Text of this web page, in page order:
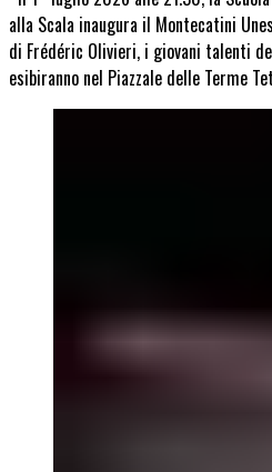
alla Scala inaugura il Montecatini
di Frédéric Olivieri, i giovani talenti
esibiranno nel Piazzale delle Terme